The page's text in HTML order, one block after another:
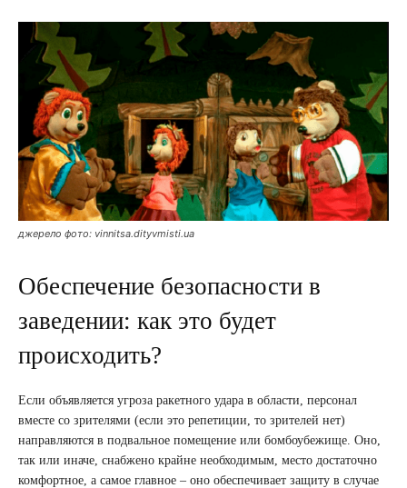
джерело фото: vinnitsa.dityvmisti.ua
Обеспечение безопасности в
заведении: как это будет
происходить?
Если объявляется угроза ракетного удара в области, персонал
вместе со зрителями (если это репетиции, то зрителей нет)
направляются в подвальное помещение или бомбоубежище. Оно,
так или иначе, снабжено крайне необходимым, место достаточно
комфортное, а самое главное – оно обеспечивает защиту в случае